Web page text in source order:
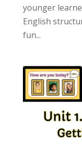
younger
English
fun...